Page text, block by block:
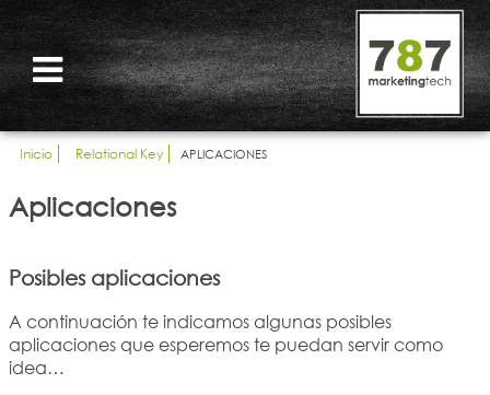
Inicio Relational Key APLICACIONES
Aplicaciones
Posibles aplicaciones
A continuación te indicamos algunas posibles
aplicaciones que esperemos te puedan servir como
idea…